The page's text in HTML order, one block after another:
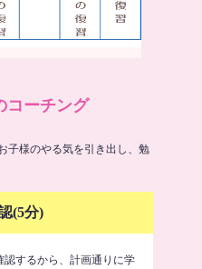
ーチング
子様のやる気を引き出し、勉
(5分)
するから、計画通りに学